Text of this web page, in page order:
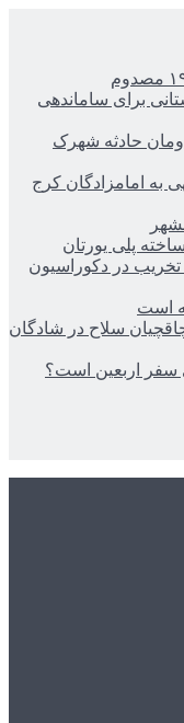
استانی برای ساماندهی
حادثه شهرک
به امامزادگان کرج
پلی یورتان
در دکوراسیون
است
سلاح در شادگان
سفر اربعین است؟